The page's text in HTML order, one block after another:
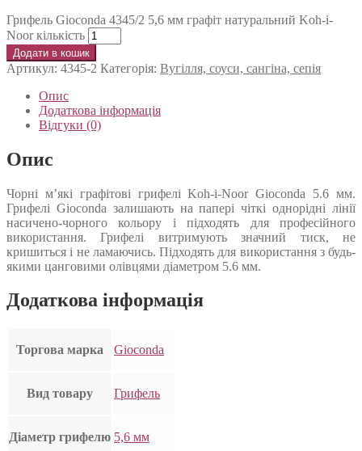
Грифель Gioconda 4345/2 5,6 мм графіт натуральний Koh-i-
Noor кількість
Додати в кошик
Артикул: 4345-2 Категорія: Вугілля, соуси, сангіна, сепія
Опис
Додаткова інформація
Відгуки (0)
Опис
Чорні м’які графітові грифелі Koh-i-Noor Gioconda 5.6 мм.
Грифелі Gioconda залишають на папері чіткі однорідні лінії
насичено-чорного кольору і підходять для професійного
використання. Грифелі витримують значний тиск, не
кришиться і не ламаючись. Підходять для використання з будь-
якими цанговими олівцями діаметром 5.6 мм.
Додаткова інформація
Торгова марка Gioconda
Вид товару Грифель
Діаметр грифелю 5,6 мм